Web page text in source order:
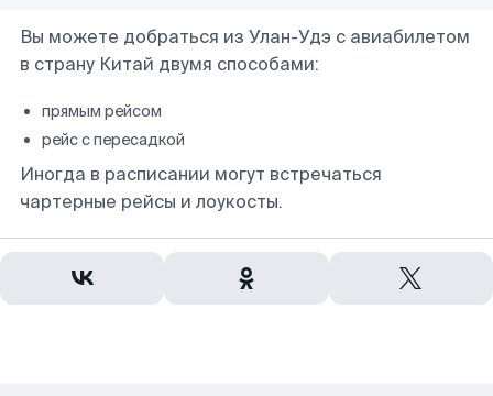
Вы можете добраться из Улан-Удэ с авиабилетом
в страну Китай двумя способами:
прямым рейсом
рейс с пересадкой
Иногда в расписании могут встречаться
чартерные рейсы и лоукосты.